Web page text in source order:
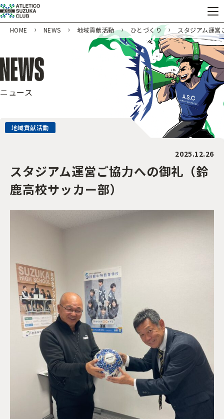
HOME NEWS 地域貢献活動 ひとづくり スタジアム運
ニュース
地域貢献活動
2025.12.26
スタジアム運営ご協力への御礼（鈴
鹿高校サッカー部）